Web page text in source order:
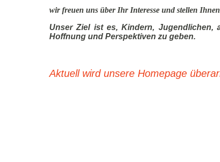
wir freuen uns über Ihr Interesse und stellen
Unser Ziel ist es, Kindern, Jugendlichen,
Hoffnung und Perspektiven zu geben.
Aktuell wird unsere Homepage